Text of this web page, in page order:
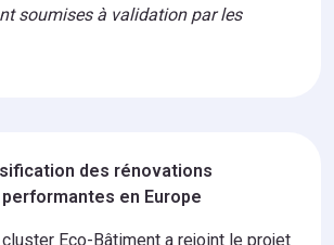
soumises à validation par les
des rénovations
en Europe
Eco-Bâtiment a rejoint le projet